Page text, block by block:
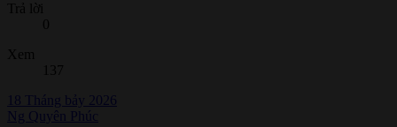
Trả lời
0
Xem
137
18 Tháng bảy 2026
Ng Quyên Phúc